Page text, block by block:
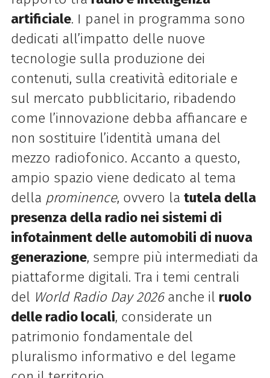
artificiale. I panel in programma sono
dedicati all’impatto delle nuove
tecnologie sulla produzione dei
contenuti, sulla creatività editoriale e
sul mercato pubblicitario, ribadendo
come l’innovazione debba affiancare e
non sostituire l’identità umana del
mezzo radiofonico. Accanto a questo,
ampio spazio viene dedicato al tema
della prominence, ovvero la tutela della
presenza della radio nei sistemi di
infotainment delle automobili di nuova
generazione, sempre più intermediati da
piattaforme digitali. Tra i temi centrali
del World Radio Day 2026anche il ruolo
delle radio locali, considerate un
patrimonio fondamentale del
pluralismo informativo e del legame